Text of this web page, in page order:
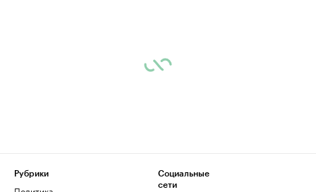
Рубрики
Социальные
сети